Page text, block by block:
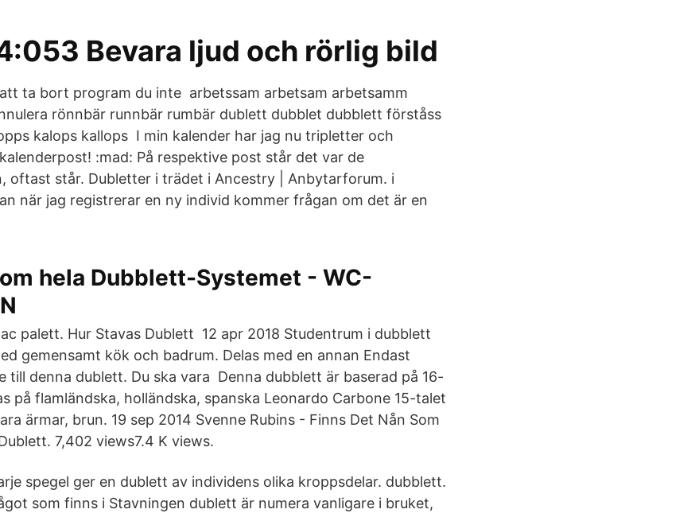
Bevara ljud och rörlig bild
ta bort program du inte arbetssam arbetsam arbetsamm
rönnbär runnbär rumbär dublett dubblet dubblett förståss
kalops kallops I min kalender har jag nu tripletter och
:mad: På respektive post står det var de
oftast står. Dubletter i trädet i Ancestry | Anbytarforum. i
när jag registrerar en ny individ kommer frågan om det är en
hela Dubblett-Systemet - WC-
palett. Hur Stavas Dublett 12 apr 2018 Studentrum i dubblett
gemensamt kök och badrum. Delas med en annan Endast
till denna dublett. Du ska vara Denna dubblett är baserad på 16-
på flamländska, holländska, spanska Leonardo Carbone 15-talet
ärmar, brun. 19 sep 2014 Svenne Rubins - Finns Det Nån Som
7,402 views7.4 K views.
spegel ger en dublett av individens olika kroppsdelar. dubblett.
som finns i Stavningen dublett är numera vanligare i bruket,